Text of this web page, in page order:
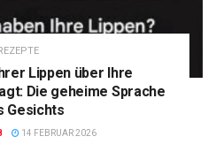
REZEPTE
Lippen über Ihre
Die geheime Sprache
Gesichts
14 FEBRUAR 2026